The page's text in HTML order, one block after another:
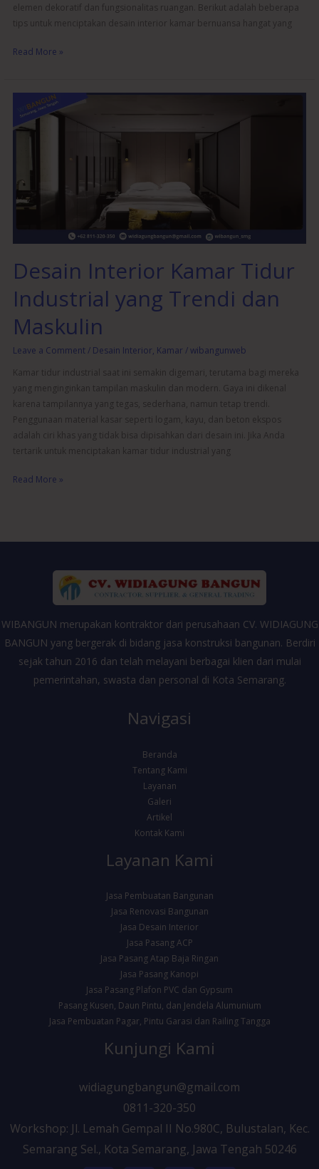
elemen dekoratif dan fungsionalitas ruangan. Berikut adalah beberapa
tips untuk menciptakan desain interior kamar bernuansa hangat yang
Read More »
Desain Interior Kamar Tidur
Industrial yang Trendi dan
Maskulin
Leave a Comment / Desain Interior, Kamar /wibangunweb
Kamar tidur industrial saat ini semakin digemari, terutama bagi mereka
yang menginginkan tampilan maskulin dan modern. Gaya ini dikenal
karena tampilannya yang tegas, sederhana, namun tetap trendi.
Penggunaan material kasar seperti logam, kayu, dan beton ekspos
adalah ciri khas yang tidak bisa dipisahkan dari desain ini. Jika Anda
tertarik untuk menciptakan kamar tidur industrial yang
Desain
Interior
Kamar
yang
Trendi
dan
Read More »
WIBANGUN merupakan kontraktor dari perusahaan CV. WIDIAGUNG
BANGUN yang bergerak di bidang jasa konstruksi bangunan. Berdiri
sejak tahun 2016 dan telah melayani berbagai klien dari mulai
pemerintahan, swasta dan personal di Kota Semarang.
Navigasi
Beranda
Tentang Kami
Layanan
Galeri
Artikel
Kontak Kami
Layanan Kami
Jasa Pembuatan Bangunan
Jasa Renovasi Bangunan
Jasa Desain Interior
Jasa Pasang ACP
Jasa Pasang Atap Baja Ringan
Jasa Pasang Kanopi
Jasa Pasang Plafon PVC dan Gypsum
Pasang Kusen, Daun Pintu, dan Jendela Alumunium
Jasa Pembuatan Pagar, Pintu Garasi dan Railing Tangga
Kunjungi Kami
widiagungbangun@gmail.com
0811-320-350
Workshop: Jl. Lemah Gempal II No.980C, Bulustalan, Kec.
Semarang Sel., Kota Semarang, Jawa Tengah 50246